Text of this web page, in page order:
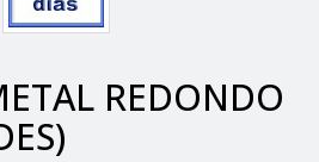
REDONDO